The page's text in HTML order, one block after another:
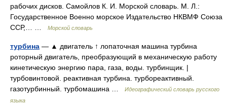
рабочих дисков. Самойлов К. И. Морской словарь. М. Л.:
Государственное Военно морское Издательство НКВМФ Союза
ССР,… …
Морской словарь
турбина — ▲ двигатель ↑ лопаточная машина турбина
роторный двигатель, преобразующий в механическую работу
кинетическую энергию пара, газа, воды. турбинщик. |
турбовинтовой. реактивная турбина. турбореактивный.
газотурбинный. турбомашина …
Идеографический словарь русского
языка